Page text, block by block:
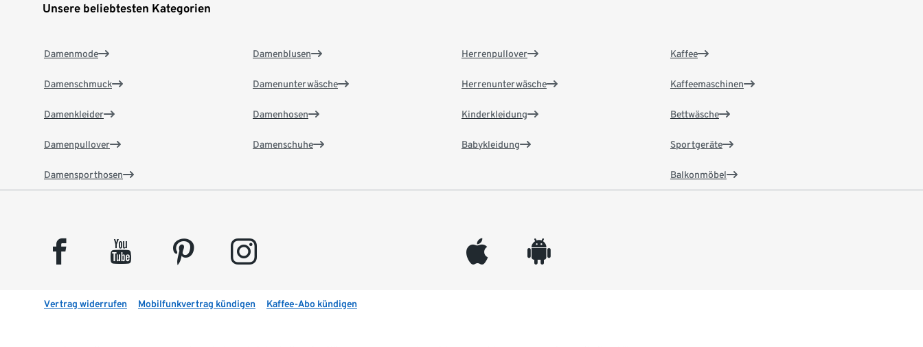
Unsere beliebtesten Kategorien
Damenmode
Damenschmuck
Damenkleider
Damenpullover
Damensporthosen
Damenblusen
Damenunterwäsche
Damenhosen
Damenschuhe
Herrenpullover
Herrenunterwäsche
Kinderkleidung
Babykleidung
Kaffee
Kaffeemaschinen
Bettwäsche
Sportgeräte
Balkonmöbel
facebook youtube pinterest instagram appleinc android
Vertrag widerrufen Mobilfunkvertrag kündigen Kaffee-Abo kündigen